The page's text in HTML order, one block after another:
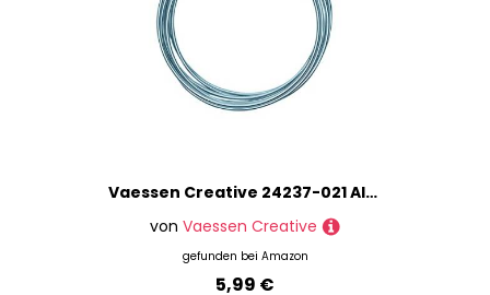
Vaessen Creative 24237-021 Aludraht Schmuck Biegsam Schmuckdraht Aluminium, eisblau, 300 x 3 x 3 cm
von Vaessen Creative
gefunden bei Amazon
5,99 €